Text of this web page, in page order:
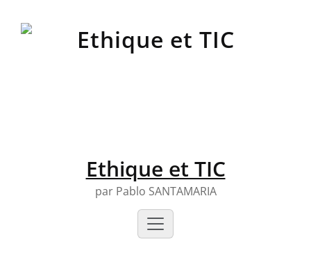
Ethique et TIC
par Pablo SANTAMARIA